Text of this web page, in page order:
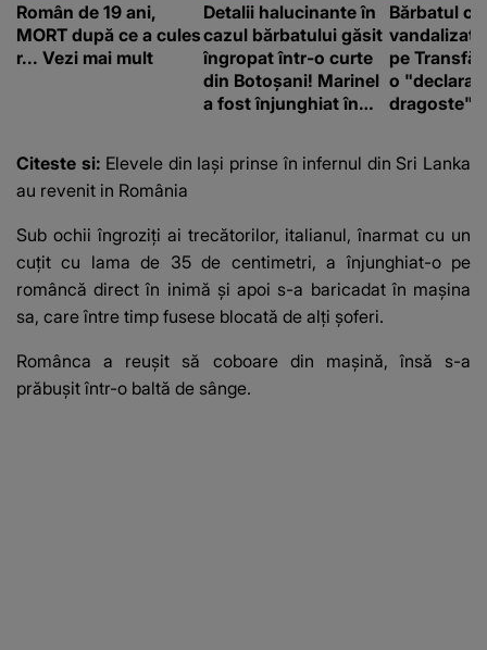
Român de 19 ani,
MORT după ce a cules
r... Vezi mai mult
Detalii halucinante în
cazul bărbatului găsit
îngropat într-o curte
din Botoșani! Marinel
a fost înjunghiat în
suspecți
Bărbatul
vandalizat
pe
o
dragoste"
Citeste si: Elevele din Iași prinse în infernul din Sri Lanka
au revenit in România
Sub ochii îngroziţi ai trecătorilor, italianul, înarmat cu un
cuţit cu lama de 35 de centimetri, a înjunghiat-o pe
româncă direct în inimă şi apoi s-a baricadat în maşina
sa, care între timp fusese blocată de alţi şoferi.
Românca a reuşit să coboare din maşină, însă s-a
prăbuşit într-o baltă de sânge.